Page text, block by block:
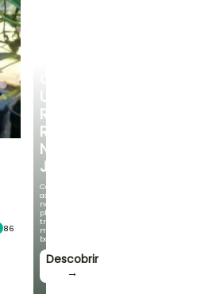
UM
RECANTO
REFRESCANTE
NO
JARDIM
Com
as
nossas
plantas
trepadeiras
mais
bonitas!
Descobrir
→
86